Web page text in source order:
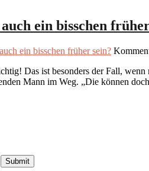
ein bisschen
ein bisschen früher sein?
Das ist besonders der Fall,
Mann im Weg. „Die können